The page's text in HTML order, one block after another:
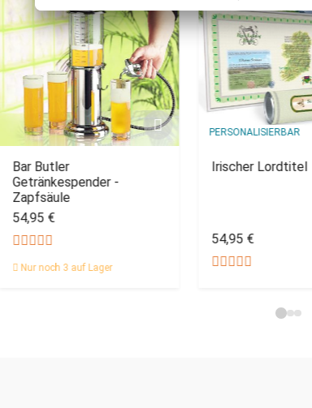
Bar Butler
Getränkespender -
Zapfsäule
54,95 €
Nur noch 3 auf Lager
PERSONALISIERBAR
Irischer Lordtitel
54,95 €